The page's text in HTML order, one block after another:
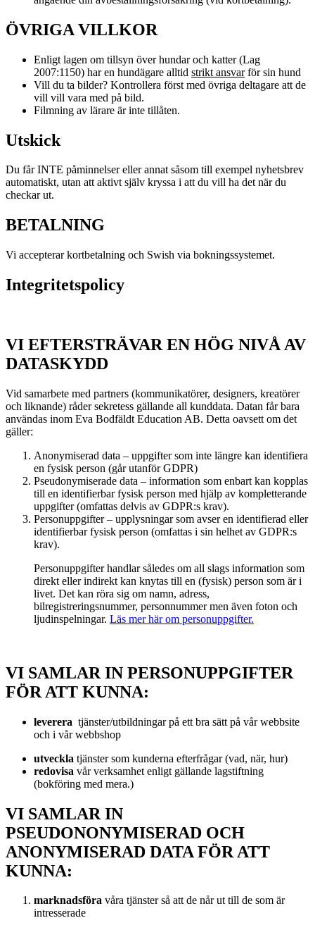
ÖVRIGA VILLKOR
Enligt lagen om tillsyn över hundar och katter (Lag
2007:1150) har en hundägare alltid strikt ansvarför sin hund
Vill du ta bilder? Kontrollera först med övriga deltagare att de
vill vill vara med på bild.
Filmning av lärare är inte tillåten.
Utskick
Du får INTE påminnelser eller annat såsom till exempel nyhetsbrev
automatiskt, utan att aktivt själv kryssa i att du vill ha det när du
checkar ut.
BETALNING
Vi accepterar kortbetalning och Swish via bokningssystemet.
Integritetspolicy
VI EFTERSTRÄVAR EN HÖG NIVÅ AV
DATASKYDD
Vid samarbete med partners (kommunikatörer, designers, kreatörer
och liknande) råder sekretess gällande all kunddata. Datan får bara
användas inom Eva Bodfäldt Education AB. Detta oavsett om det
gäller:
Anonymiserad data – uppgifter som inte längre kan identifiera
en fysisk person (går utanför GDPR)
Pseudonymiserade data – information som enbart kan kopplas
till en identifierbar fysisk person med hjälp av kompletterande
uppgifter (omfattas delvis av GDPR:s krav).
Personuppgifter – upplysningar som avser en identifierad eller
identifierbar fysisk person (omfattas i sin helhet av GDPR:s
krav).
Personuppgifter handlar således om all slags information som
direkt eller indirekt kan knytas till en (fysisk) person som är i
livet. Det kan röra sig om namn, adress,
bilregistreringsnummer, personnummer men även foton och
ljudinspelningar. Läs mer här om personuppgifter.
VI SAMLAR IN PERSONUPPGIFTER
FÖR ATT KUNNA:
leverera tjänster/utbildningar på ett bra sätt på vår webbsite
och i vår webbshop
utveckla tjänster som kunderna efterfrågar (vad, när, hur)
redovisa vår verksamhet enligt gällande lagstiftning
(bokföring med mera.)
VI SAMLAR IN
PSEUDONONYMISERAD OCH
ANONYMISERAD DATA FÖR ATT
KUNNA:
marknadsföra våra tjänster så att de når ut till de som är
intresserade